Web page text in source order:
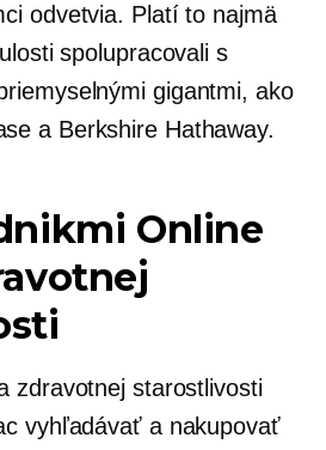
odvetvia. Platí to najmä
spolupracovali s
gigantmi, ako
a Berkshire Hathaway.
Online
zdravotnej starostlivosti
vyhľadávať a nakupovať